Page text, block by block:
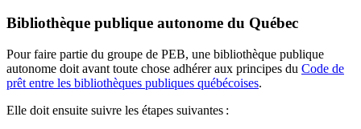
Bibliothèque publique autonome du Québec
Pour faire partie du groupe de PEB, une bibliothèque publique
autonome doit avant toute chose adhérer aux principes du Code de
prêt entre les bibliothèques publiques québécoises.
Elle doit ensuite suivre les étapes suivantes :